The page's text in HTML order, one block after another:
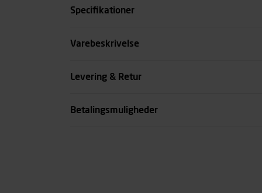
Specifikationer
Overflade
Varebeskrivelse
Levering & Retur
Betalingsmuligheder